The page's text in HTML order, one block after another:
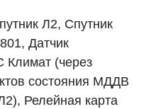
Л2, Спутник
Датчик
(через
состояния МДДВ
Релейная карта